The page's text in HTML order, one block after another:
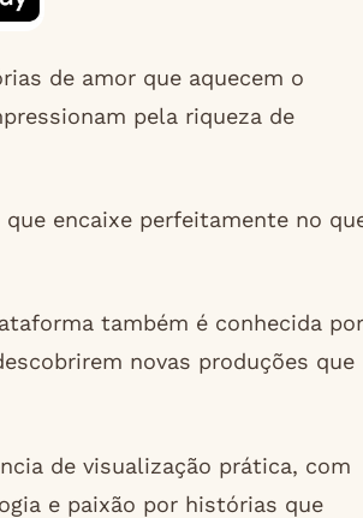
de amor que aquecem o
pela riqueza de
encaixe perfeitamente no
também é conhecida por
novas produções que
de visualização prática, com
e paixão por histórias que